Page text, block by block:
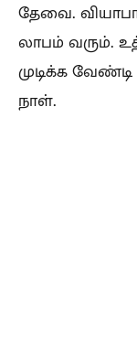
தேவை.
லாபம் வரும்.
முடிக்க
நாள்.